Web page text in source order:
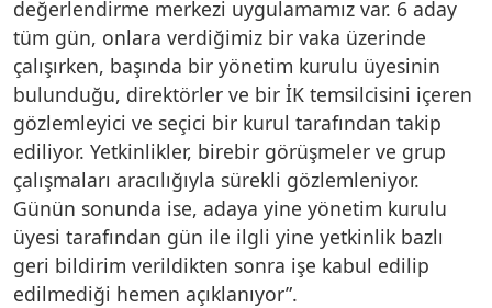
değerlendirme merkezi uygulamamız var. 6 aday
tüm gün, onlara verdiğimiz bir vaka üzerinde
çalışırken, başında bir yönetim kurulu üyesinin
bulunduğu, direktörler ve bir İK temsilcisini içeren
gözlemleyici ve seçici bir kurul tarafından takip
ediliyor. Yetkinlikler, birebir görüşmeler ve grup
çalışmaları aracılığıyla sürekli gözlemleniyor.
Günün sonunda ise, adaya yine yönetim kurulu
üyesi tarafından gün ile ilgli yine yetkinlik bazlı
geri bildirim verildikten sonra işe kabul edilip
edilmediği hemen açıklanıyor”.